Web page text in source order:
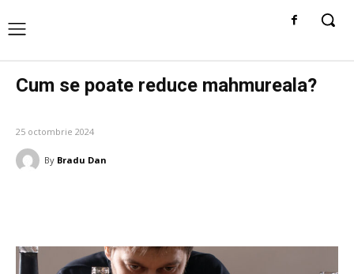
Cum se poate reduce mahmureala?
25 octombrie 2024
By Bradu Dan